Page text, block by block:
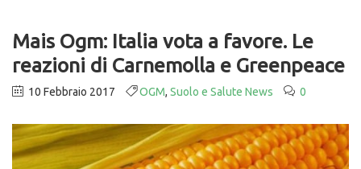
Mais Ogm: Italia vota a favore. Le
reazioni di Carnemolla e Greenpeace
10 Febbraio 2017 OGM, Suolo e Salute News 0